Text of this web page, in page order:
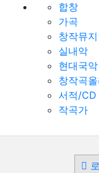
합창
가곡
창작뮤
실내악
현대국악
창작곡
서적/CD
작곡가